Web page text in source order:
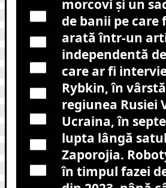
morcovi și un
de banii pe care
arată într-un
independentă
care ar fi
Rybkin, în
regiunea Rusiei
Ucraina, în
lupta lângă
Zaporojia.
în timpul fazei